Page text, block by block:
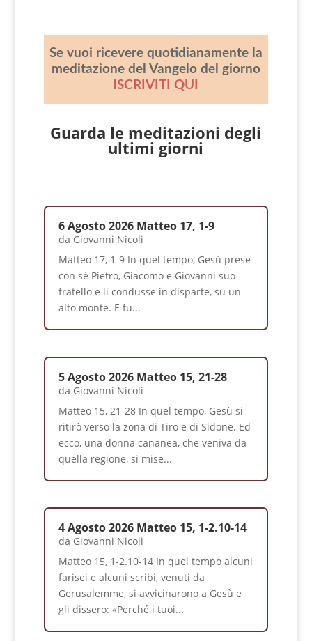
Se vuoi ricevere quotidianamente la
meditazione del Vangelo del giorno
ISCRIVITI QUI
Guarda le meditazioni degli
ultimi giorni
6 Agosto 2026 Matteo 17, 1-9
da Giovanni Nicoli
Matteo 17, 1-9 In quel tempo, Gesù prese
con sé Pietro, Giacomo e Giovanni suo
fratello e li condusse in disparte, su un
alto monte. E fu...
5 Agosto 2026 Matteo 15, 21-28
da Giovanni Nicoli
Matteo 15, 21-28 In quel tempo, Gesù si
ritirò verso la zona di Tiro e di Sidone. Ed
ecco, una donna cananea, che veniva da
quella regione, si mise...
4 Agosto 2026 Matteo 15, 1-2.10-14
da Giovanni Nicoli
Matteo 15, 1-2.10-14 In quel tempo alcuni
farisei e alcuni scribi, venuti da
Gerusalemme, si avvicinarono a Gesù e
gli dissero: «Perché i tuoi...